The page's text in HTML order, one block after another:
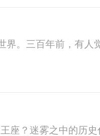
界。三百年前，有人
座？迷雾之中的历